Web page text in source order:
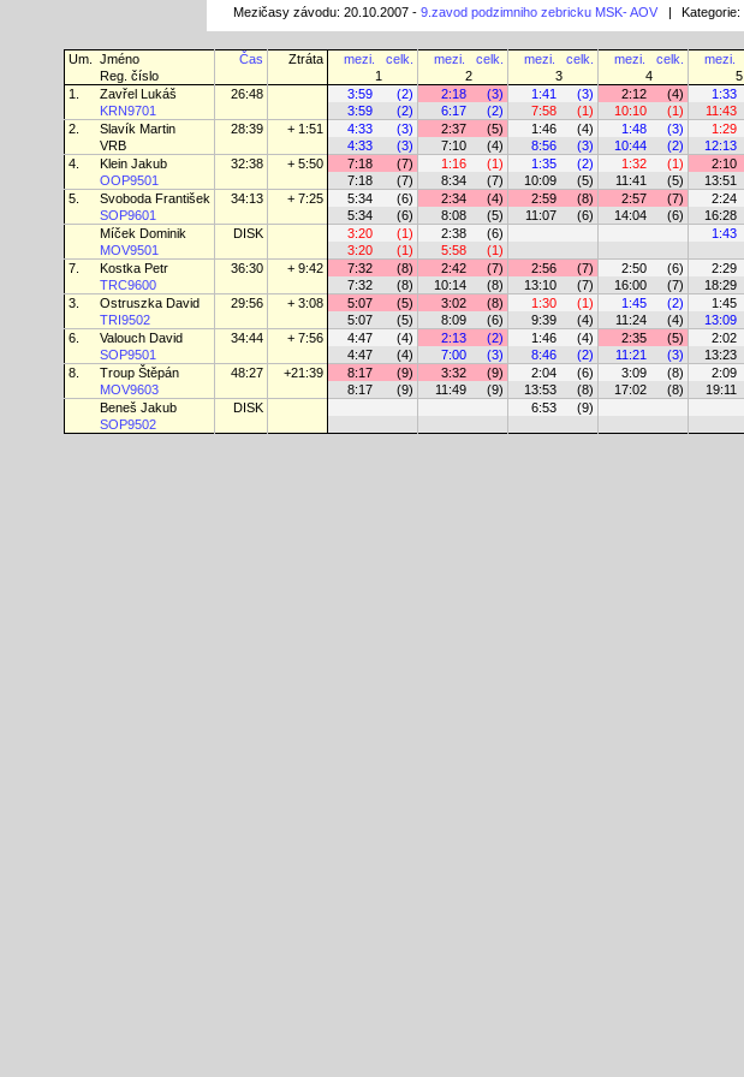
Mezičasy závodu: 20.10.2007 - 9.zavod podzimniho zebricku MSK- AOV | Kategorie:
Um. Jméno Čas Ztráta mezi. celk. mezi. celk. mezi. celk. mezi. celk. mezi.
Reg. číslo
1 2 3 4 5
1.
Zavřel Lukáš 26:48 3:59 (2) 2:18 (3) 1:41 (3) 2:12 (4) 1:33
KRN9701
3:59 (2) 6:17 (2) 7:58 (1) 10:10 (1) 11:43
2.
Slavík Martin 28:39 + 1:51 4:33 (3) 2:37 (5) 1:46 (4) 1:48 (3) 1:29
VRB
4:33 (3) 7:10 (4) 8:56 (3) 10:44 (2) 12:13
4.
Klein Jakub 32:38 + 5:50 7:18 (7) 1:16 (1) 1:35 (2) 1:32 (1) 2:10
OOP9501
7:18 (7) 8:34 (7) 10:09 (5) 11:41 (5) 13:51
5.
Svoboda František 34:13 + 7:25 5:34 (6) 2:34 (4) 2:59 (8) 2:57 (7) 2:24
SOP9601
5:34 (6) 8:08 (5) 11:07 (6) 14:04 (6) 16:28
Míček Dominik
DISK 3:20 (1) 2:38 (6) 1:43
MOV9501
3:20 (1) 5:58 (1)
7.
Kostka Petr 36:30 + 9:42 7:32 (8) 2:42 (7) 2:56 (7) 2:50 (6) 2:29
TRC9600
7:32 (8) 10:14 (8) 13:10 (7) 16:00 (7) 18:29
3.
Ostruszka David 29:56 + 3:08 5:07 (5) 3:02 (8) 1:30 (1) 1:45 (2) 1:45
TRI9502
5:07 (5) 8:09 (6) 9:39 (4) 11:24 (4) 13:09
6.
Valouch David 34:44 + 7:56 4:47 (4) 2:13 (2) 1:46 (4) 2:35 (5) 2:02
SOP9501
4:47 (4) 7:00 (3) 8:46 (2) 11:21 (3) 13:23
8.
Troup Štěpán 48:27 +21:39 8:17 (9) 3:32 (9) 2:04 (6) 3:09 (8) 2:09
MOV9603
8:17 (9) 11:49 (9) 13:53 (8) 17:02 (8) 19:11
Beneš Jakub
DISK 6:53 (9)
SOP9502